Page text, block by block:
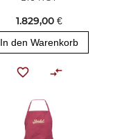
1.829,00 €
In den Warenkorb